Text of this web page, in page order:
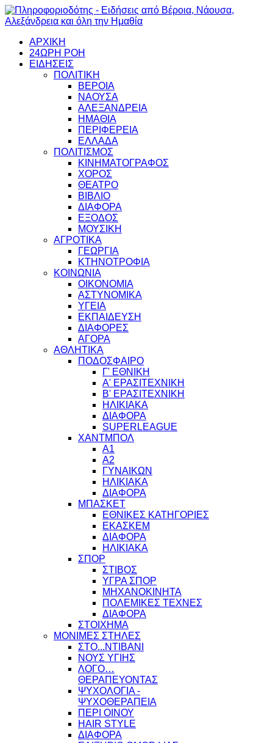
ΑΡΧΙΚΗ
24ΩΡΗ ΡΟΗ
ΕΙΔΗΣΕΙΣ
ΠΟΛΙΤΙΚΗ
ΒΕΡΟΙΑ
ΝΑΟΥΣΑ
ΑΛΕΞΑΝΔΡΕΙΑ
ΗΜΑΘΙΑ
ΠΕΡΙΦΕΡΕΙΑ
ΕΛΛΑΔΑ
ΠΟΛΙΤΙΣΜΟΣ
ΚΙΝΗΜΑΤΟΓΡΑΦΟΣ
ΧΟΡΟΣ
ΘΕΑΤΡΟ
ΒΙΒΛΙΟ
ΔΙΑΦΟΡΑ
ΕΞΟΔΟΣ
ΜΟΥΣΙΚΗ
ΑΓΡΟΤΙΚΑ
ΓΕΩΡΓΙΑ
ΚΤΗΝΟΤΡΟΦΙΑ
ΚΟΙΝΩΝΙΑ
ΟΙΚΟΝΟΜΙΑ
ΑΣΤΥΝΟΜΙΚΑ
ΥΓΕΙΑ
ΕΚΠΑΙΔΕΥΣΗ
ΔΙΑΦΟΡΕΣ
ΑΓΟΡΑ
ΑΘΛΗΤΙΚΑ
ΠΟΔΟΣΦΑΙΡΟ
Γ' ΕΘΝΙΚΗ
Α' ΕΡΑΣΙΤΕΧΝΙΚΗ
Β' ΕΡΑΣΙΤΕΧΝΙΚΗ
ΗΛΙΚΙΑΚΑ
ΔΙΑΦΟΡΑ
SUPERLEAGUE
ΧΑΝΤΜΠΟΛ
Α1
Α2
ΓΥΝΑΙΚΩΝ
ΗΛΙΚΙΑΚΑ
ΔΙΑΦΟΡΑ
ΜΠΑΣΚΕΤ
ΕΘΝΙΚΕΣ ΚΑΤΗΓΟΡΙΕΣ
ΕΚΑΣΚΕΜ
ΔΙΑΦΟΡΑ
ΗΛΙΚΙΑΚΑ
ΣΠΟΡ
ΣΤΙΒΟΣ
ΥΓΡΑ ΣΠΟΡ
ΜΗΧΑΝΟΚΙΝΗΤΑ
ΠΟΛΕΜΙΚΕΣ ΤΕΧΝΕΣ
ΔΙΑΦΟΡΑ
ΣΤΟΙΧΗΜΑ
ΜΟΝΙΜΕΣ ΣΤΗΛΕΣ
ΣΤΟ...ΝΤΙΒΑΝΙ
ΝΟΥΣ ΥΓΙΗΣ
ΛΟΓΟ…
ΘΕΡΑΠΕΥΟΝΤΑΣ
ΨΥΧΟΛΟΓΙΑ -
ΨΥΧΟΘΕΡΑΠΕΙΑ
ΠΕΡΙ ΟΙΝΟΥ
HAIR STYLE
ΔΙΑΦΟΡΑ